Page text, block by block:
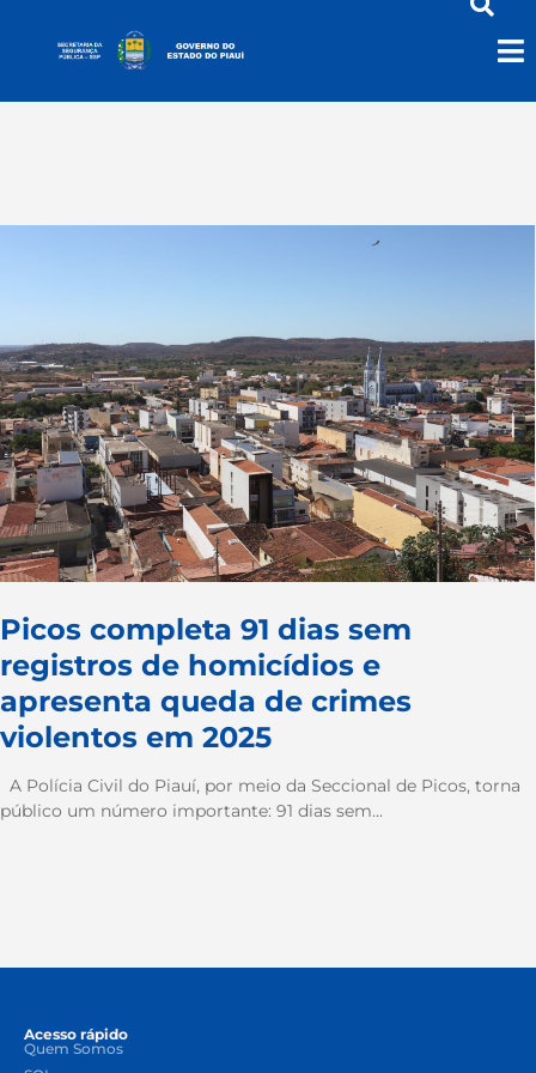
Picos
Picos completa 91 dias sem
registros de homicídios e
apresenta queda de crimes
violentos em 2025
A Polícia Civil do Piauí, por meio da Seccional de Picos, torna
público um número importante: 91 dias sem...
Acesso rápido
Quem Somos